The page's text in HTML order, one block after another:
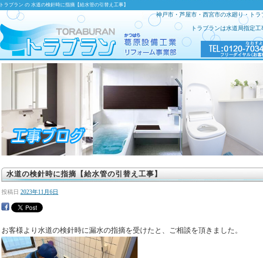
トラブラン の 水道の検針時に指摘【給水管の引替え工事】
神戸市・芦屋市・西宮市の水廻り・ト
トラブランは水道局指定
水道の検針時に指摘【給水管の引替え工事】
投稿日 2023年11月6日
お客様より水道の検針時に漏水の指摘を受けたと、ご相談を頂きました。